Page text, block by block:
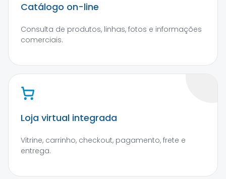
Catálogo on-line
Consulta de produtos, linhas, fotos e informações
comerciais.
Loja virtual integrada
Vitrine, carrinho, checkout, pagamento, frete e
entrega.